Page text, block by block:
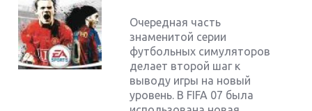
Очередная часть
знаменитой серии
футбольных симуляторов
делает второй шаг к
выводу игры на новый
уровень. В FIFA 07 была